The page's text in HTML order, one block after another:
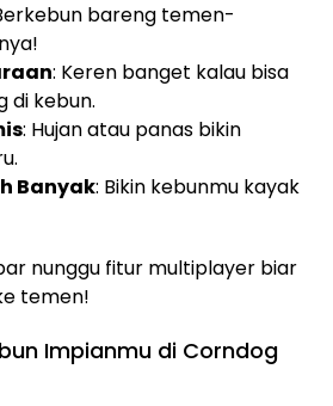
bareng temen-
: Keren banget kalau bisa
di kebun.
: Hujan atau panas bikin
Banyak: Bikin kebunmu kayak
nunggu fitur multiplayer biar
temen!
Impianmu di Corndog